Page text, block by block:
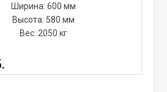
Ширина: 600 мм
Высота: 580 мм
Вес: 2050 кг